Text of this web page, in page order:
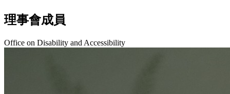
理事會成員
Office on Disability and Accessibility